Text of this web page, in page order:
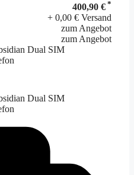
400,90 € *
+ 0,00 € Versand
zum Angebot
zum Angebot
Dual SIM
Dual SIM